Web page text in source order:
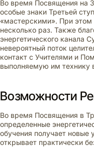
Во время Посвящения на
особые знаки Третьей
«мастерскими». При этом
несколько раз. Также
энергетического канала
невероятный поток
контакт с Учителями и
выполняемую им технику
Возможности
Во время Посвящения в
определенные
обучения получает новые
открывает практически